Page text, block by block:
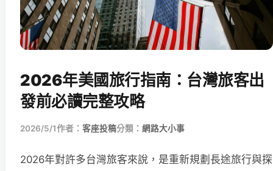
2026年美國旅行指南：台灣旅客出
發前必讀完整攻略
2026/5/1作者： 客座投稿分類： 網路大小事
2026年對許多台灣旅客來說，是重新規劃長途旅行與探